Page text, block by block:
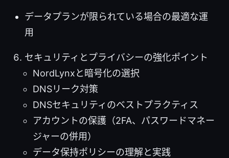
データプランが限られている場合の最適な運
用
セキュリティとプライバシーの強化ポイント
NordLynxと暗号化の選択
DNSリーク対策
DNSセキュリティのベストプラクティス
アカウントの保護（2FA、パスワードマネー
ジャーの併用）
データ保持ポリシーの理解と実践